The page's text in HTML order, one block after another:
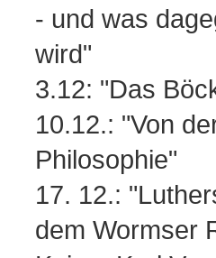
- und was
wird"
3.12: "Das
10.12.: "Von
Philosophie"
17. 12.:
dem Wormser